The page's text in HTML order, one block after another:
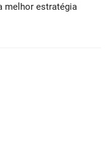
melhor estratégia